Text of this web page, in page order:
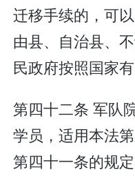
迁移手续的，可
由县、自治县、
民政府按照国家有
第四十二条 军队
学员，适用本法
第四十一条的规定